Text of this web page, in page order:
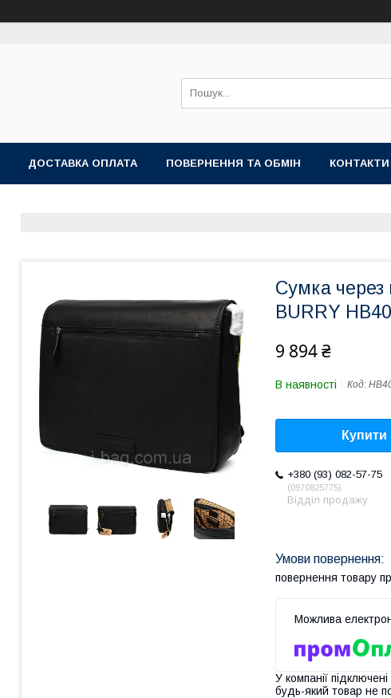
ДОСТАВКА ОПЛАТА ПОВЕРНЕННЯ ТА ОБМІН КОНТАКТИ
Сумка через
BURRY
9 894 ₴
В наявності Код:
Купити
+380 (93) 082-57-75
0970825775
Відділ продажу
повернення товару
У компанії
будь-який товар не